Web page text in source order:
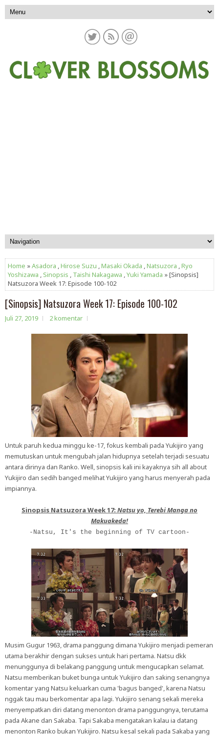
Home »Asadora ,Hirose Suzu ,Masaki Okada ,Natsuzora ,Ryo
Yoshizawa , Sinopsis , Taishi Nakagawa ,Yuki Yamada » [Sinopsis]
Natsuzora Week 17: Episode 100-102
[Sinopsis] Natsuzora Week 17: Episode 100-102
Juli 27, 2019 2 komentar
Untuk paruh kedua minggu ke-17, fokus kembali pada Yukijiro yang
memutuskan untuk mengubah jalan hidupnya setelah terjadi sesuatu
antara dirinya dan Ranko. Well, sinopsis kali ini kayaknya sih all about
Yukijiro dan sedih banged melihat Yukijiro yang harus menyerah pada
impiannya.
Sinopsis Natsuzora Week 17: Natsu yo, Terebi Manga no
Makuakeda!
-Natsu, It's the beginning of TV cartoon-
Musim Gugur 1963, drama panggung dimana Yukijiro menjadi pemeran
utama berakhir dengan sukses untuk hari pertama. Natsu dkk
menunggunya di belakang panggung untuk mengucapkan selamat.
Natsu memberikan buket bunga untuk Yukijiro dan saking senangnya
komentar yang Natsu keluarkan cuma 'bagus banged', karena Natsu
nggak tau mau berkomentar apa lagi. Yukijiro senang sekali mereka
menyempatkan diri datang menonton drama panggungnya, terutama
pada Akane dan Sakaba. Tapi Sakaba mengatakan kalau ia datang
menonton Ranko bukan Yukijiro. Natsu kesal sekali pada Sakaba yang